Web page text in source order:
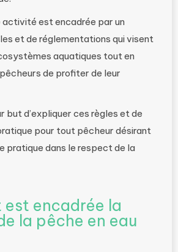
activité est encadrée par un
et de réglementations qui visent
aquatiques tout en
de profiter de leur
but d’expliquer ces règles et de
pour tout pêcheur désirant
pratique dans le respect de la
est encadrée la
la pêche en eau